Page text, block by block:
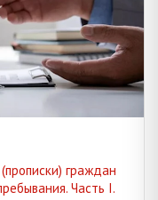
граждан
Часть I.